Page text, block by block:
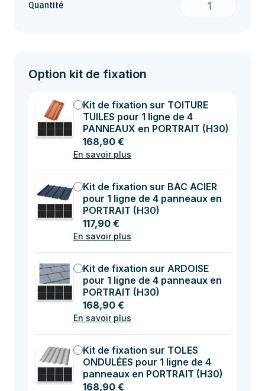
Quantité
Option kit de fixation
Kit de fixation sur TOITURE
TUILES pour 1 ligne de 4
PANNEAUX en PORTRAIT (H30)
168,90 €
En savoir plus
Kit de fixation sur BAC ACIER
pour 1 ligne de 4 panneaux en
PORTRAIT (H30)
117,90 €
En savoir plus
Kit de fixation sur ARDOISE
pour 1 ligne de 4 panneaux en
PORTRAIT (H30)
168,90 €
En savoir plus
Kit de fixation sur TOLES
ONDULÉES pour 1 ligne de 4
panneaux en PORTRAIT (H30)
168,90 €